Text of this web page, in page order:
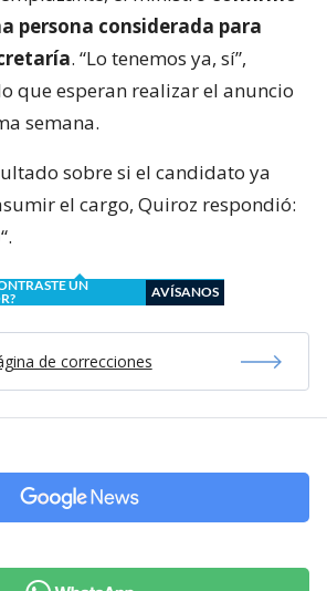
persona considerada para
. “Lo tenemos ya, sí”,
que esperan realizar el anuncio
semana.
sobre si el candidato ya
el cargo, Quiroz respondió:
“.
UN
AVÍSANOS
de correcciones